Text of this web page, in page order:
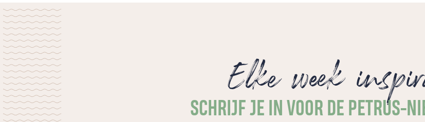
moeilijke weg, maar ik liep niet alleen”, zegt
bespreekt haar favoriete lied, 'Even keek ik Elke week
SCHRIJF JE IN VOOR DE PETRUS-